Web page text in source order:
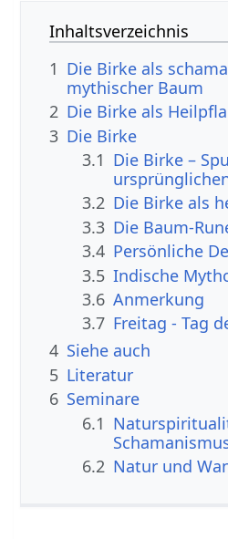
Inhaltsverzeichnis
1 Die Birke als
mythischer Baum
2 Die Birke als
3 Die Birke
3.1 Die Birke –
3.2 Die Birke als
3.3 Die Baum-
3.4 Persönliche
3.5 Indische
3.6 Anmerkung
3.7 Freitag - Tag
4 Siehe auch
5 Literatur
6 Seminare
6.1
6.2 Natur und